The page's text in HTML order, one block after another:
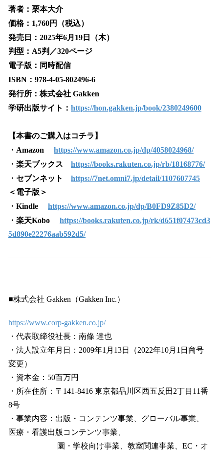
著者：栗本大介
価格：1,760円（税込）
発売日：2025年6月19日（木）
判型：A5判／320ページ
電子版：同時配信
ISBN：978-4-05-802496-6
発行所：株式会社 Gakken
学研出版サイト： https://hon.gakken.jp/book/2380249600
【本書のご購入はコチラ】
・Amazon
https://www.amazon.co.jp/dp/4058024968/
・楽天ブックス https://books.rakuten.co.jp/rb/18168776/
・セブンネット https://7net.omni7.jp/detail/1107607745
＜電子版＞
・Kindle https://www.amazon.co.jp/dp/B0FD9Z85D2/
・楽天Kobo https://books.rakuten.co.jp/rk/d651f07473cd3
5d890e22276aab592d5/
■株式会社 Gakken（Gakken Inc.）
https://www.corp-gakken.co.jp/
・代表取締役社長：南條 達也
・法人設立年月日：2009年1月13日（2022年10月1日商号
変更）
・資本金：50百万円
・所在住所：〒141-8416 東京都品川区西五反田2丁目11番
8号
・事業内容：出版・コンテンツ事業、グローバル事業、
医療・看護出版コンテンツ事業、
園・学校向け事業、教室関連事業、EC・オ